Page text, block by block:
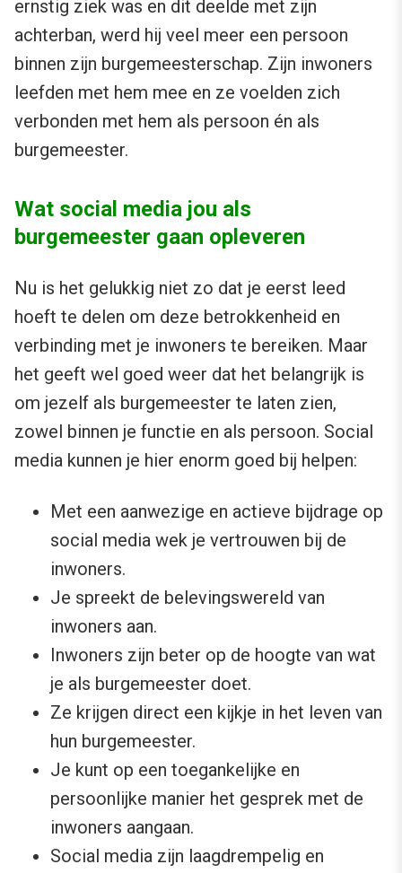
ernstig ziek was en dit deelde met zijn
achterban, werd hij veel meer een persoon
binnen zijn burgemeesterschap. Zijn inwoners
leefden met hem mee en ze voelden zich
verbonden met hem als persoon én als
burgemeester.
Wat social media jou als
burgemeester gaan opleveren
Nu is het gelukkig niet zo dat je eerst leed
hoeft te delen om deze betrokkenheid en
verbinding met je inwoners te bereiken. Maar
het geeft wel goed weer dat het belangrijk is
om jezelf als burgemeester te laten zien,
zowel binnen je functie en als persoon. Social
media kunnen je hier enorm goed bij helpen:
Met een aanwezige en actieve bijdrage op
social media wek je vertrouwen bij de
inwoners.
Je spreekt de belevingswereld van
inwoners aan.
Inwoners zijn beter op de hoogte van wat
je als burgemeester doet.
Ze krijgen direct een kijkje in het leven van
hun burgemeester.
Je kunt op een toegankelijke en
persoonlijke manier het gesprek met de
inwoners aangaan.
Social media zijn laagdrempelig en